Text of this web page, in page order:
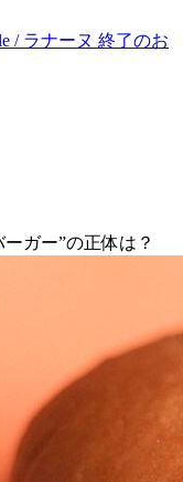
/ ラナーヌ 終了のお
ガー”の正体は？